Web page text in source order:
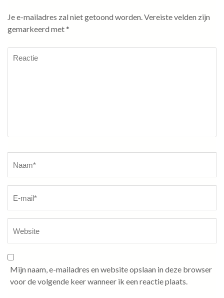
Je e-mailadres zal niet getoond worden.Vereiste velden zijn
gemarkeerd met*
Mijn naam, e-mailadres en website opslaan in deze browser
voor de volgende keer wanneer ik een reactie plaats.